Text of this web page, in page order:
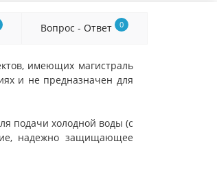
Вопрос - Ответ 0
имеющих магистраль
и не предназначен для
подачи холодной воды (с
надежно защищающее